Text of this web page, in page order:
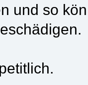
und so